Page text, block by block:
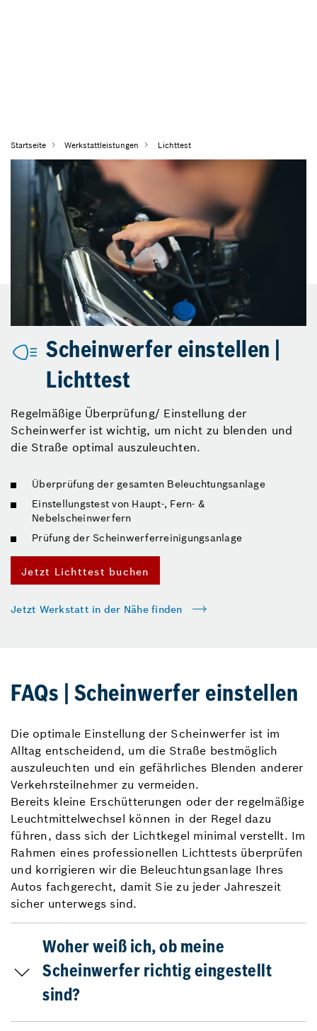
Startseite Werkstattleistungen Lichttest
Scheinwerfer einstellen |
Lichttest
Regelmäßige Überprüfung/ Einstellung der
Scheinwerfer ist wichtig, um nicht zu blenden und
die Straße optimal auszuleuchten.
Überprüfung der gesamten Beleuchtungsanlage
Einstellungstest von Haupt-, Fern- &
Nebelscheinwerfern
Prüfung der Scheinwerferreinigungsanlage
Jetzt Lichttest buchen
Jetzt Werkstatt in der Nähe finden
FAQs | Scheinwerfer einstellen
Die optimale Einstellung der Scheinwerfer ist im
Alltag entscheidend, um die Straße bestmöglich
auszuleuchten und ein gefährliches Blenden anderer
Verkehrsteilnehmer zu vermeiden.
Bereits kleine Erschütterungen oder der regelmäßige
Leuchtmittelwechsel können in der Regel dazu
führen, dass sich der Lichtkegel minimal verstellt. Im
Rahmen eines professionellen Lichttests überprüfen
und korrigieren wir die Beleuchtungsanlage Ihres
Autos fachgerecht, damit Sie zu jeder Jahreszeit
sicher unterwegs sind.
Woher weiß ich, ob meine
Scheinwerfer richtig eingestellt
sind?